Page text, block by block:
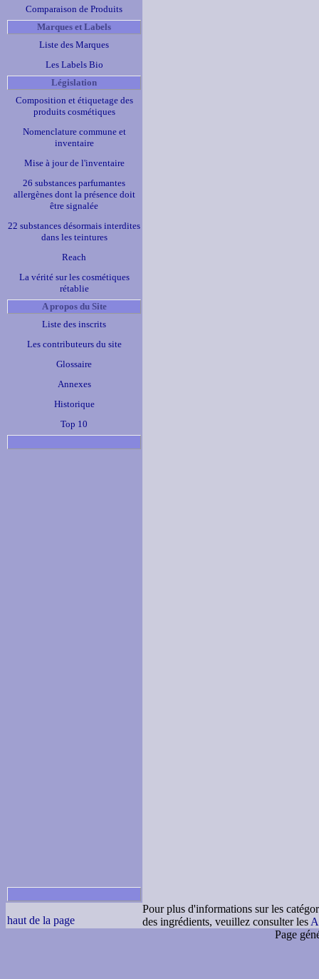
Comparaison de Produits
Marques et Labels
Liste des Marques
Les Labels Bio
Législation
Composition et étiquetage des
produits cosmétiques
Nomenclature commune et
inventaire
Mise à jour de l'inventaire
26 substances parfumantes
allergènes dont la présence doit
être signalée
22 substances désormais interdites
dans les teintures
Reach
La vérité sur les cosmétiques
rétablie
A propos du Site
Liste des inscrits
Les contributeurs du site
Glossaire
Annexes
Historique
Top 10
haut de la page
Pour plus d'informations sur les
des ingrédients, veuillez consulter les
Page